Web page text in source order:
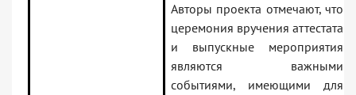
Авторы проекта отмечают, что
церемония вручения аттестата
и выпускные мероприятия
являются важными
событиями, имеющими для